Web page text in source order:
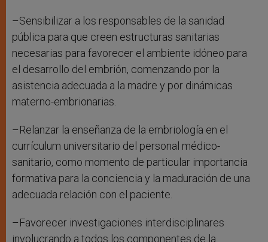
–Sensibilizar a los responsables de la sanidad
pública para que creen estructuras sanitarias
necesarias para favorecer el ambiente idóneo para
el desarrollo del embrión, comenzando por la
asistencia adecuada a la madre y por dinámicas
materno-embrionarias.
–Relanzar la enseñanza de la embriología en el
currículum universitario del personal médico-
sanitario, como momento de particular importancia
formativa para la conciencia y la maduración de una
adecuada relación con el paciente.
–Favorecer investigaciones interdisciplinares
involucrando a todos los componentes de la